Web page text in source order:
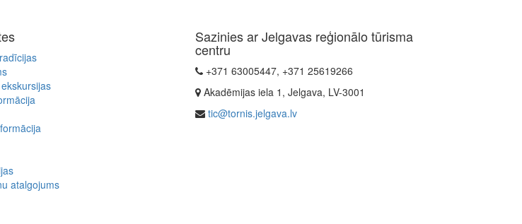
atalgojums
Sazinies ar Jelgavas reģionālo tūrisma
centru
+371 63005447, +371 25619266
Akadēmijas iela 1, Jelgava, LV-3001
tic@tornis.jelgava.lv